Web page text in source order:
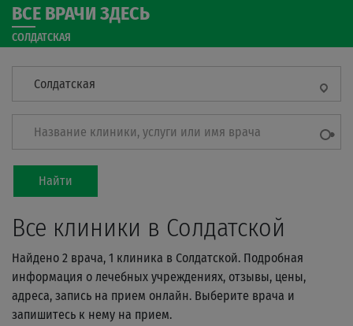
ВСЕ ВРАЧИ ЗДЕСЬ
СОЛДАТСКАЯ
Солдатская
Название клиники, услуги или имя врача
Найти
Все клиники в Солдатской
Найдено 2 врача, 1 клиника в Солдатской. Подробная
информация о лечебных учреждениях, отзывы, цены,
адреса, запись на прием онлайн. Выберите врача и
запишитесь к нему на прием.